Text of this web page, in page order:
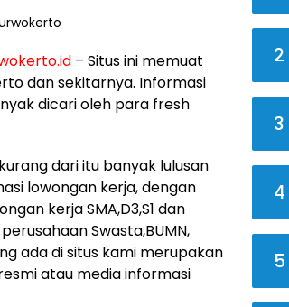
– Situs ini memuat
dan sekitarnya. Informasi
dicari oleh para fresh
dari itu banyak lulusan
lowongan kerja, dengan
kerja SMA,D3,S1 dan
Swasta,BUMN,
ada di situs kami merupakan
atau media informasi
2
3
4
5